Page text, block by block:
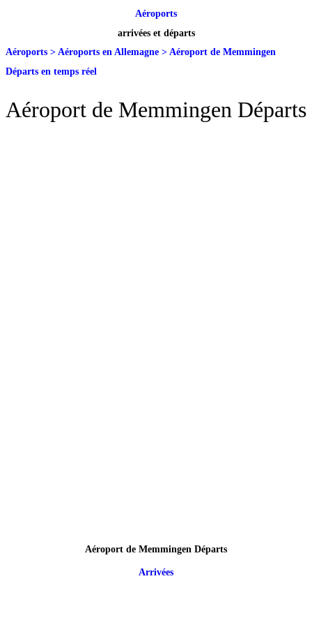
Aéroports
arrivées et départs
Aéroports > Aéroports en Allemagne > Aéroport de Memmingen
Départs en temps réel
Aéroport de Memmingen Départs
Aéroport de Memmingen Départs
Arrivées